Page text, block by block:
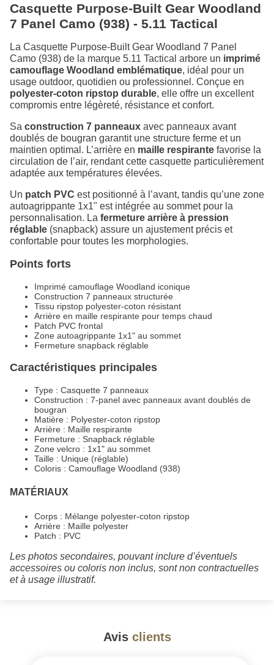
Casquette Purpose-Built Gear Woodland
7 Panel Camo (938) - 5.11 Tactical
La Casquette Purpose-Built Gear Woodland 7 Panel
Camo (938) de la marque 5.11 Tactical arbore un imprimé
camouflage Woodland emblématique, idéal pour un
usage outdoor, quotidien ou professionnel. Conçue en
polyester-coton ripstop durable, elle offre un excellent
compromis entre légèreté, résistance et confort.
Sa construction 7 panneaux avec panneaux avant
doublés de bougran garantit une structure ferme et un
maintien optimal. L’arrière en maille respirante favorise la
circulation de l’air, rendant cette casquette particulièrement
adaptée aux températures élevées.
Un patch PVC est positionné à l’avant, tandis qu’une zone
autoagrippante 1x1" est intégrée au sommet pour la
personnalisation. La fermeture arrière à pression
réglable (snapback) assure un ajustement précis et
confortable pour toutes les morphologies.
Points forts
Imprimé camouflage Woodland iconique
Construction 7 panneaux structurée
Tissu ripstop polyester-coton résistant
Arrière en maille respirante pour temps chaud
Patch PVC frontal
Zone autoagrippante 1x1" au sommet
Fermeture snapback réglable
Caractéristiques principales
Type : Casquette 7 panneaux
Construction : 7-panel avec panneaux avant doublés de
bougran
Matière : Polyester-coton ripstop
Arrière : Maille respirante
Fermeture : Snapback réglable
Zone velcro : 1x1" au sommet
Taille : Unique (réglable)
Coloris : Camouflage Woodland (938)
MATÉRIAUX
Corps : Mélange polyester-coton ripstop
Arrière : Maille polyester
Patch : PVC
Les photos secondaires, pouvant inclure d’éventuels
accessoires ou coloris non inclus, sont non contractuelles
et à usage illustratif.
Avis clients